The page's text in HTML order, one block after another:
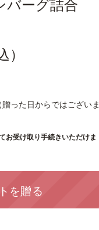
バーグ詰合
った日からではございま
お受け取り手続きいただけま
を贈る